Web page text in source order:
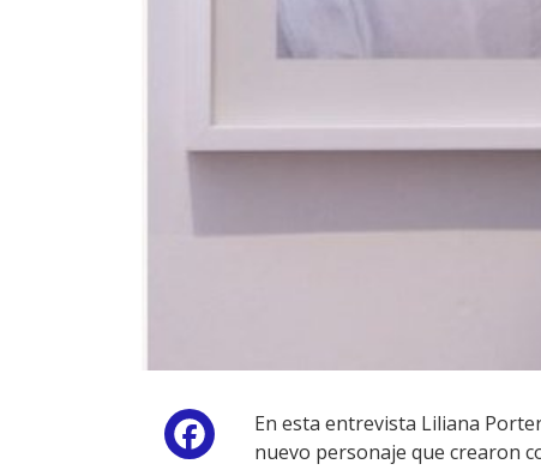
Facebook
En esta entrevista Liliana
nuevo personaje que crearon